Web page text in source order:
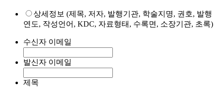
상세정보 (제목, 저자, 발행기관, 학술지명, 권호, 발행
연도, 작성언어, KDC, 자료형태, 수록면, 소장기관, 초록)
수신자 이메일
발신자 이메일
제목